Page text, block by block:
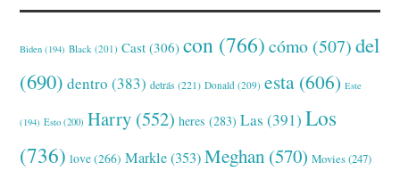
Biden (194) Black (201) Cast (306) con (766) cómo (507) del
(690) dentro (383) detrás (221) Donald (209) esta (606) Este
(194) Esto (200) Harry (552) heres (283) Las (391) Los
(736) love(266) Markle(353) Meghan (570) Movies(247)